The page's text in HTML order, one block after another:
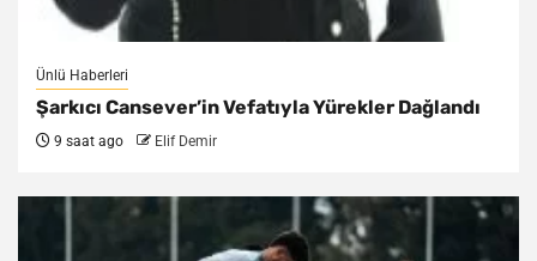
Ünlü Haberleri
Şarkıcı Cansever’in Vefatıyla Yürekler Dağlandı
9 saat ago Elif Demir